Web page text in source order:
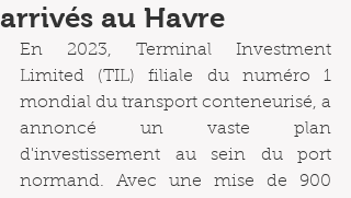
arrivés au Havre
En 2023, Terminal Investment
Limited (TIL) filiale du numéro 1
mondial du transport conteneurisé, a
annoncé un vaste plan
d'investissement au sein du port
normand. Avec une mise de 900